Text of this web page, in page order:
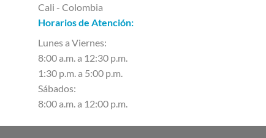
Cali - Colombia
Horarios de Atención:
Lunes a Viernes:
8:00 a.m. a 12:30 p.m.
1:30 p.m. a 5:00 p.m.
Sábados:
8:00 a.m. a 12:00 p.m.